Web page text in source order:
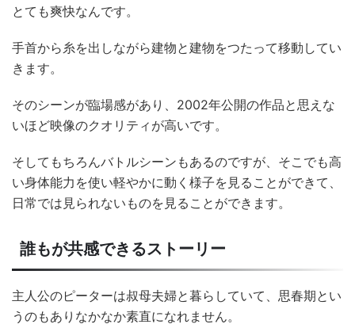
とても爽快なんです。
手首から糸を出しながら建物と建物をつたって移動してい
きます。
そのシーンが臨場感があり、2002年公開の作品と思えな
いほど映像のクオリティが高いです。
そしてもちろんバトルシーンもあるのですが、そこでも高
い身体能力を使い軽やかに動く様子を見ることができて、
日常では見られないものを見ることができます。
誰もが共感できるストーリー
主人公のピーターは叔母夫婦と暮らしていて、思春期とい
うのもありなかなか素直になれません。